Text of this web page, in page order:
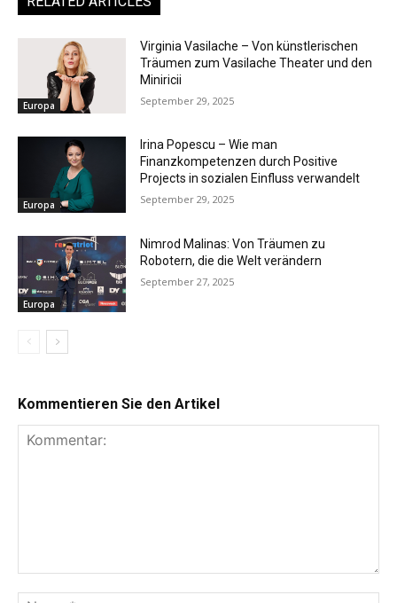
Europa
Virginia Vasilache – Von künstlerischen
Träumen zum Vasilache Theater und den
Miniricii
September 29, 2025
Europa
Irina Popescu – Wie man
Finanzkompetenzen durch Positive
Projects in sozialen Einfluss verwandelt
September 29, 2025
Europa
Nimrod Malinas: Von Träumen zu
Robotern, die die Welt verändern
September 27, 2025
Kommentieren Sie den Artikel